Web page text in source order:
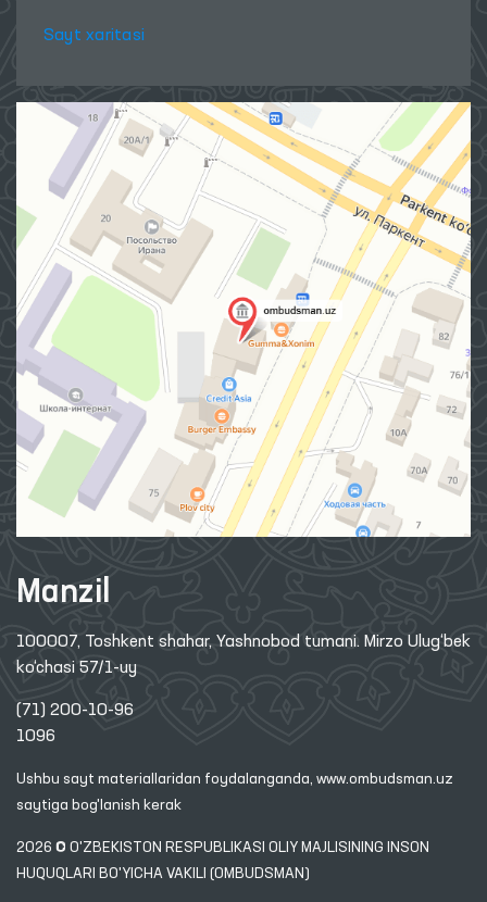
Sayt xaritasi
Manzil
100007, Toshkent shahar, Yashnobod tumani. Mirzo Ulug‘bek
ko‘chasi 57/1-uy
(71) 200-10-96
1096
Ushbu sayt materiallaridan foydalanganda, www.ombudsman.uz
saytiga bog'lanish kerak
2026 © O'ZBEKISTON RESPUBLIKASI OLIY MAJLISINING INSON
HUQUQLARI BO'YICHA VAKILI (OMBUDSMAN)